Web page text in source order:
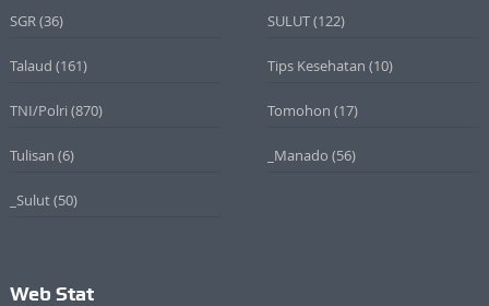
SGR (36) SULUT(122)
Talaud (161) Tips Kesehatan (10)
TNI/Polri (870) Tomohon (17)
Tulisan (6) _Manado (56)
_Sulut(50)
Web Stat